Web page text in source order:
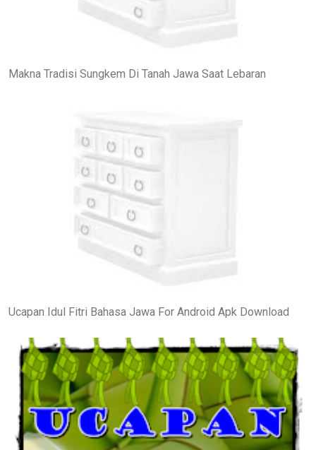
Makna Tradisi Sungkem Di Tanah Jawa Saat Lebaran
Ucapan Idul Fitri Bahasa Jawa For Android Apk Download